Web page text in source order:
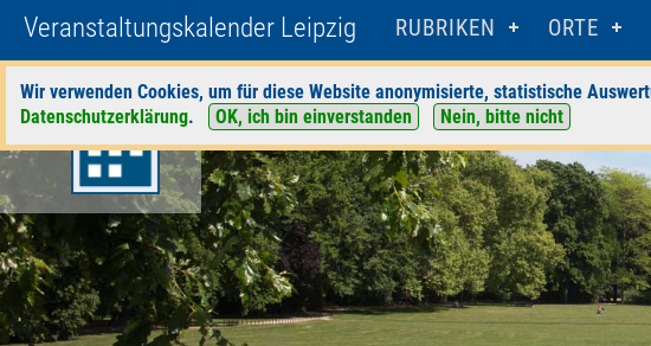
Veranstaltungskalender Leipzig RUBRIKEN ORTE
Wir verwenden Cookies, um für diese Website anonymisierte, statistische
Datenschutzerklärung. OK, ich bin einverstanden Nein, bitte nicht